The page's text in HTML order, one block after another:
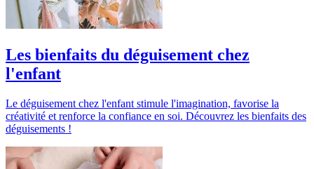
Les bienfaits du déguisement chez
l'enfant
Le déguisement chez l'enfant stimule l'imagination, favorise la
créativité et renforce la confiance en soi. Découvrez les bienfaits des
déguisements !